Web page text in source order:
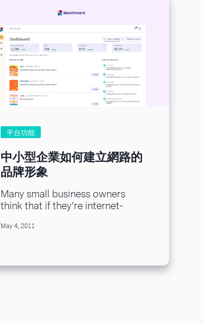
平台功能
中小型企業如何建立網路的
品牌形象
Many small business owners
think that if they’re internet-
about presentation in the same
May 4, 2011